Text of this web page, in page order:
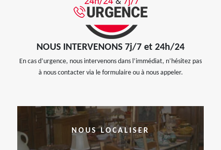
NOUS INTERVENONS 7j/7 et 24h/24
En cas d’urgence, nous intervenons dans l’immédiat, n’hésitez pas
à nous contacter via le formulaire ou à nous appeler.
NOUS LOCALISER